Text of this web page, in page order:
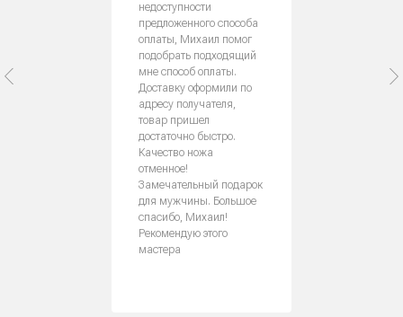
недоступности
предложенного способа
оплаты, Михаил помог
подобрать подходящий
мне способ оплаты.
Доставку оформили по
адресу получателя,
товар пришел
достаточно быстро.
Качество ножа
отменное!
Замечательный подарок
для мужчины. Большое
спасибо, Михаил!
Рекомендую этого
мастера